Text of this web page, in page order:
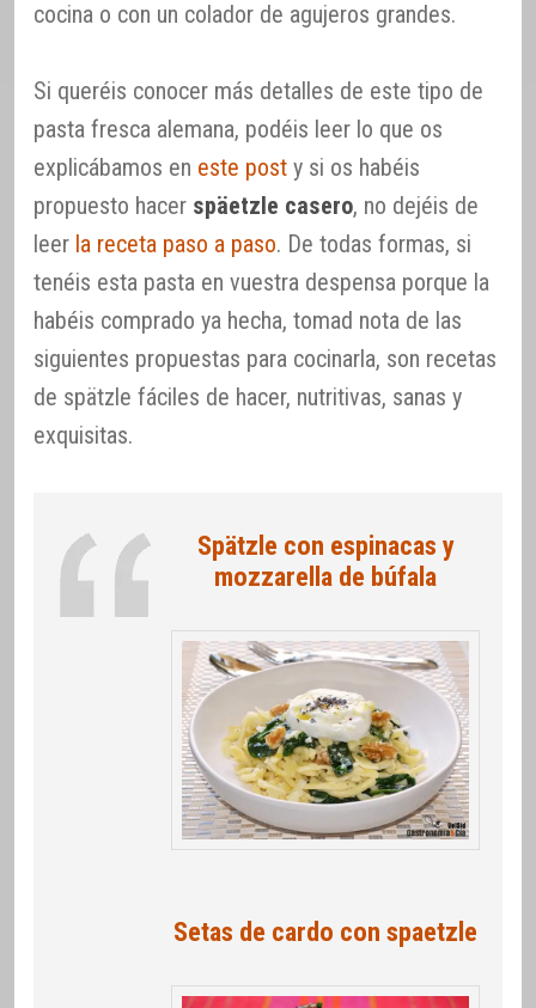
cocina o con un colador de agujeros grandes.
Si queréis conocer más detalles de este tipo de
pasta fresca alemana, podéis leer lo que os
explicábamos en este post y si os habéis
propuesto hacer späetzle casero, no dejéis de
leer la receta paso a paso. De todas formas, si
tenéis esta pasta en vuestra despensa porque la
habéis comprado ya hecha, tomad nota de las
siguientes propuestas para cocinarla, son recetas
de spätzle fáciles de hacer, nutritivas, sanas y
exquisitas.
Spätzle con espinacas y
mozzarella de búfala
Setas de cardo con spaetzle